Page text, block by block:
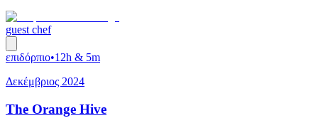
guest chef
επιδόρπιο•12h & 5m
Δεκέμβριος 2024
The Orange Hive